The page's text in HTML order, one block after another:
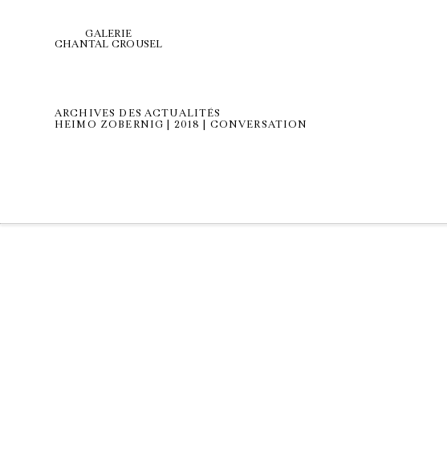
GALERIE
CHANTAL CROUSEL
ARCHIVES DES ACTUALITÉS
HEIMO ZOBERNIG | 2018 | CONVERSATION